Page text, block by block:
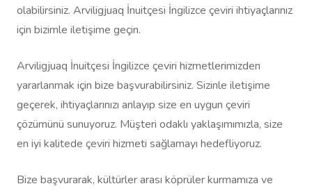
olabilirsiniz. Arviligjuaq İnuitçesi İngilizce çeviri ihtiyaçlarınız
için bizimle iletişime geçin.
Arviligjuaq İnuitçesi İngilizce çeviri hizmetlerimizden
yararlanmak için bize başvurabilirsiniz. Sizinle iletişime
geçerek, ihtiyaçlarınızı anlayıp size en uygun çeviri
çözümünü sunuyoruz. Müşteri odaklı yaklaşımımızla, size
en iyi kalitede çeviri hizmeti sağlamayı hedefliyoruz.
Bize başvurarak, kültürler arası köprüler kurmamıza ve